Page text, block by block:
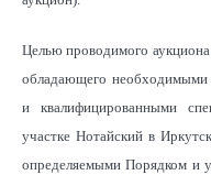
Целью проводимого аукциона
обладающего необходимыми
и квалифицированными
участке Нотайский в
определяемыми Порядком и